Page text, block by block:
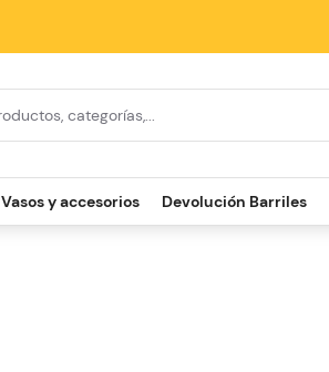
Vasos y accesorios Devolución Barriles